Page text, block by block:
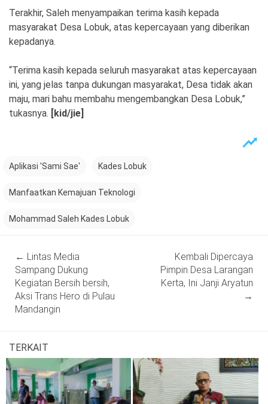
Terakhir, Saleh menyampaikan terima kasih kepada
masyarakat Desa Lobuk, atas kepercayaan yang diberikan
kepadanya.
“Terima kasih kepada seluruh masyarakat atas kepercayaan
ini, yang jelas tanpa dukungan masyarakat, Desa tidak akan
maju, mari bahu membahu mengembangkan Desa Lobuk,”
tukasnya. [kid/jie]
Aplikasi 'Sami Sae' Kades Lobuk
Manfaatkan Kemajuan Teknologi
Mohammad Saleh Kades Lobuk
navigation
← Lintas Media
Sampang Dukung
Kegiatan Bersih bersih,
Aksi Trans Hero di Pulau
Mandangin
Kembali Dipercaya
Pimpin Desa Larangan
Kerta, Ini Janji Aryatun
→
TERKAIT